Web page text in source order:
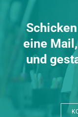
eine
und